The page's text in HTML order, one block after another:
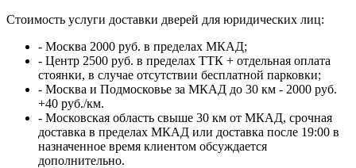
Стоимость услуги доставки дверей для юридических лиц:
- Москва 2000 руб. в пределах МКАД;
- Центр 2500 руб. в пределах ТТК + отдельная оплата
стоянки, в случае отсутствии бесплатной парковки;
- Москва и Подмосковье за МКАД до 30 км - 2000 руб.
+40 руб./км.
- Московская область свыше 30 км от МКАД, срочная
доставка в пределах МКАД или доставка после 19:00 в
назначенное время клиентом обсуждается
дополнительно.